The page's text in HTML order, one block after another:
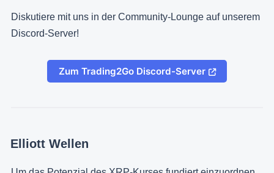
Diskutiere mit uns in der Community-Lounge auf unserem
Discord-Server!
Zum Trading2Go Discord-Server
Elliott Wellen